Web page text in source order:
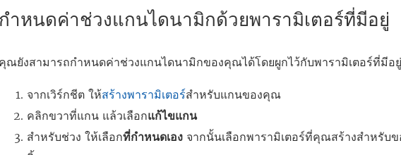
กําหนดค่าช่วงแกนไดนามิกด้วยพารามิเตอร์ที่มีอยู่
คุณยังสามารถกําหนดค่าช่วงแกนไดนามิกของคุณได้โดยผูกไว้กับพารามิเตอร์ที่มีอยู่
จากเวิร์กชีต ให้สร้างพารามิเตอร์สำหรับแกนของคุณ
คลิกขวาที่แกน แล้วเลือกแก้ไขแกน
สำหรับช่วง ให้เลือกที่กำหนดเอง จากนั้นเลือกพารามิเตอร์ที่คุณสร้างสำหรับ